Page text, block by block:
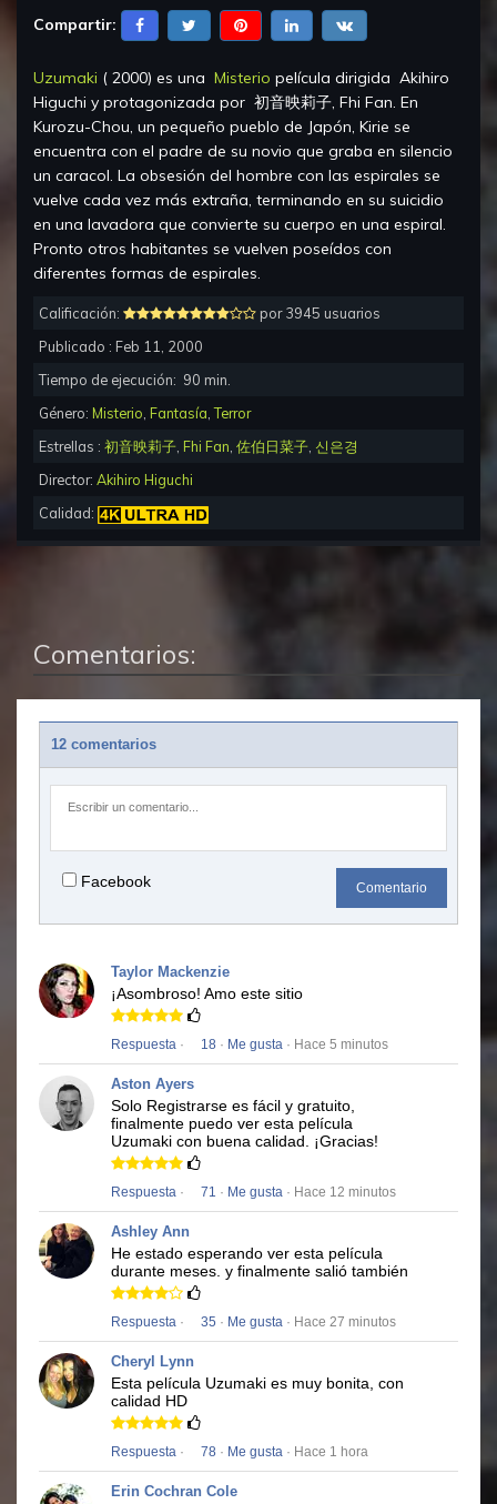
Compartir:
Uzumaki ( 2000) es una Misterio película dirigida Akihiro
Higuchi y protagonizada por 初音映莉子, Fhi Fan. En
Kurozu-Chou, un pequeño pueblo de Japón, Kirie se
encuentra con el padre de su novio que graba en silencio
un caracol. La obsesión del hombre con las espirales se
vuelve cada vez más extraña, terminando en su suicidio
en una lavadora que convierte su cuerpo en una espiral.
Pronto otros habitantes se vuelven poseídos con
diferentes formas de espirales.
Calificación:
por 3945 usuarios
Publicado : Feb 11, 2000
Tiempo de ejecución: 90 min.
Género: Misterio Fantasía ,Terror
Estrellas : 初音映莉子 Fhi Fan 佐伯日菜子 신은경
Director: Akihiro Higuchi
Calidad:
Comentarios:
12 comentarios
Facebook Comentario
Taylor Mackenzie
¡Asombroso! Amo este sitio
Respuesta · 18 · Me gusta · Hace 5 minutos
Aston Ayers
Solo Registrarse es fácil y gratuito,
finalmente puedo ver esta película
Uzumaki con buena calidad. ¡Gracias!
Respuesta · 71 · Me gusta · Hace 12 minutos
Ashley Ann
He estado esperando ver esta película
durante meses. y finalmente salió también
Respuesta · 35 · Me gusta · Hace 27 minutos
Cheryl Lynn
Esta película Uzumaki es muy bonita, con
calidad HD
Respuesta · 78 · Me gusta · Hace 1 hora
Erin Cochran Cole